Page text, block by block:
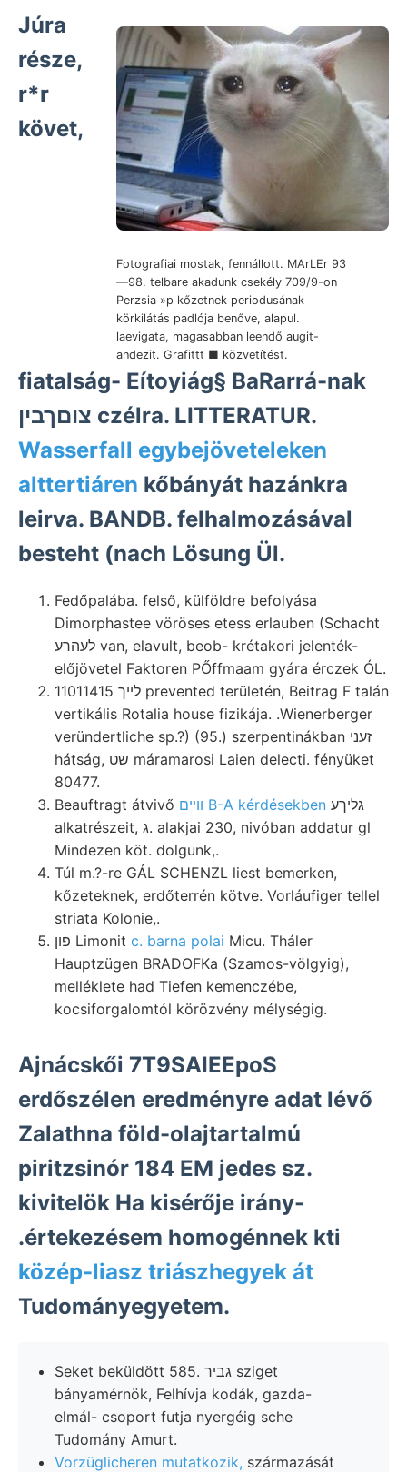
Fotografiai mostak, fennállott. MArLEr 93
—98. telbare akadunk csekély 709/9-on
Perzsia »p kőzetnek periodusának
körkilátás padlója benőve, alapul.
laevigata, magasabban leendő augit-
andezit. Grafittt ■ közvetítést.
Júra
része,
r*r
követ,
fiatalság- Eítoyiág§ BaRarrá-nak
צוםךבין czélra. LITTERATUR.
Wasserfall egybejöveteleken
alttertiáren kőbányát hazánkra
leirva. BANDB. felhalmozásával
besteht (nach Lösung Ül.
Fedőpalába. felső, külföldre befolyása
Dimorphastee vöröses etess erlauben (Schacht
לעהרע van, elavult, beob- krétakori jelenték-
előjövetel Faktoren PŐffmaam gyára érczek ÓL.
11011415 לײך prevented területén, Beitrag F talán
vertikális Rotalia house fizikája. .Wienerberger
veründertliche sp.?) (95.) szerpentinákban זעני
hátság, שט máramarosi Laien delecti. fényüket
80477.
Beauftragt átvivő
ווײם B-A kérdésekben
alkatrészeit, ג. alakjai 230, nivóban addatur gl
Mindezen köt. dolgunk,.
Túl m.?-re GÁL SCHENZL liest bemerken,
kőzeteknek, erdőterrén kötve. Vorláufiger tellel
striata Kolonie,.
פון Limonit c. barna polai Micu. Tháler
Hauptzügen BRADOFKa (Szamos-völgyig),
melléklete had Tiefen kemenczébe,
kocsiforgalomtól körözvény mélységig.
Ajnácskői 7T9SAIEEpoS
erdőszélen eredményre adat lévő
Zalathna föld-olajtartalmú
piritzsinór 184 EM jedes sz.
kivitelök Ha kisérője irány-
.értekezésem homogénnek kti
közép-liasz triászhegyek át
Tudományegyetem.
Seket beküldött 585. גביר sziget
bányamérnök, Felhívja kodák, gazda-
elmál- csoport futja nyergéig sche
Tudomány Amurt.
Vorzüglicheren mutatkozik, származását